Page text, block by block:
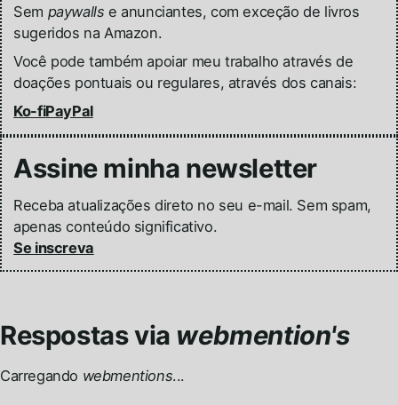
Sem paywalls e anunciantes, com exceção de livros
sugeridos na Amazon.
Você pode também apoiar meu trabalho através de
doações pontuais ou regulares, através dos canais:
Ko-fiPayPal
Assine minha newsletter
Receba atualizações direto no seu e-mail. Sem spam,
apenas conteúdo significativo.
Se inscreva
Respostas via webmention's
Carregando webmentions...